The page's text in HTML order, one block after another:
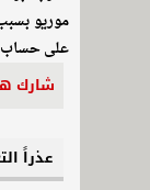
موريو
على حساب
شارك
عذراً